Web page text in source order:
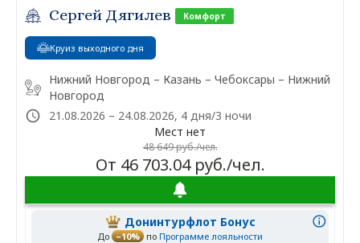
Сергей Дягилев Комфорт
Круиз выходного дня
Нижний Новгород – Казань – Чебоксары – Нижний
Новгород
21.08.2026 – 24.08.2026, 4 дня/3 ночи
Мест нет
48 649 руб./чел.
От 46 703.04 руб./чел.
Донинтурфлот Бонус
До –10% по Программе лояльности